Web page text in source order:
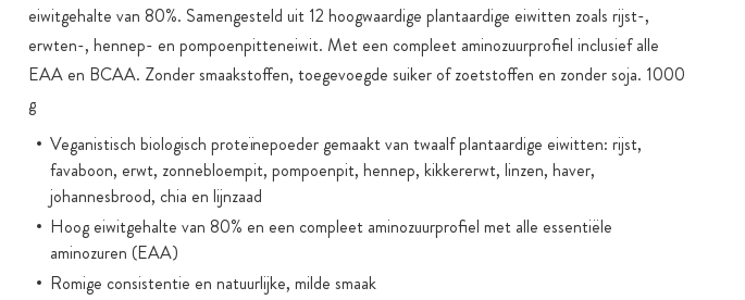
eiwitgehalte van 80%. Samengesteld uit 12 hoogwaardige plantaardige eiwitten zoals rijst-,
erwten-, hennep- en pompoenpitteneiwit. Met een compleet aminozuurprofiel inclusief alle
EAA en BCAA. Zonder smaakstoffen, toegevoegde suiker of zoetstoffen en zonder soja. 1000
g
Veganistisch biologisch proteïnepoeder gemaakt van twaalf plantaardige eiwitten: rijst,
favaboon, erwt, zonnebloempit, pompoenpit, hennep, kikkererwt, linzen, haver,
johannesbrood, chia en lijnzaad
Hoog eiwitgehalte van 80% en een compleet aminozuurprofiel met alle essentiële
aminozuren (EAA)
Romige consistentie en natuurlijke, milde smaak